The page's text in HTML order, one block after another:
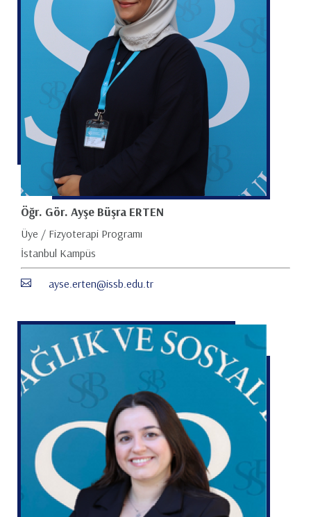
Öğr. Gör. Ayşe Büşra ERTEN
Üye / Fizyoterapi Programı
İstanbul Kampüs
ayse.erten@issb.edu.tr